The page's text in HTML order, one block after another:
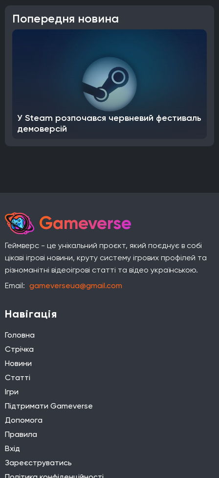
Попередня новина
У Steam розпочався червневий фестиваль
демоверсій
Gameverse
Геймверс - це унікальний проєкт, який поєднує в собі
цікаві ігрові новини, круту систему ігрових профілей та
різноманітні відеоігрові статті та відео українською.
Email: gameverseua@gmail.com
Навігація
Головна
Стрічка
Новини
Статті
Ігри
Підтримати Gameverse
Допомога
Правила
Вхід
Зареєструватись